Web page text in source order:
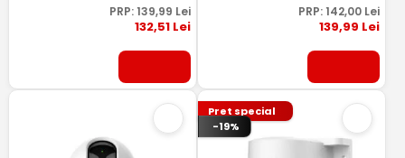
PRP: 139,99 Lei
132,51Lei
PRP: 142,00 Lei
139,99 Lei
Pret special
-19%